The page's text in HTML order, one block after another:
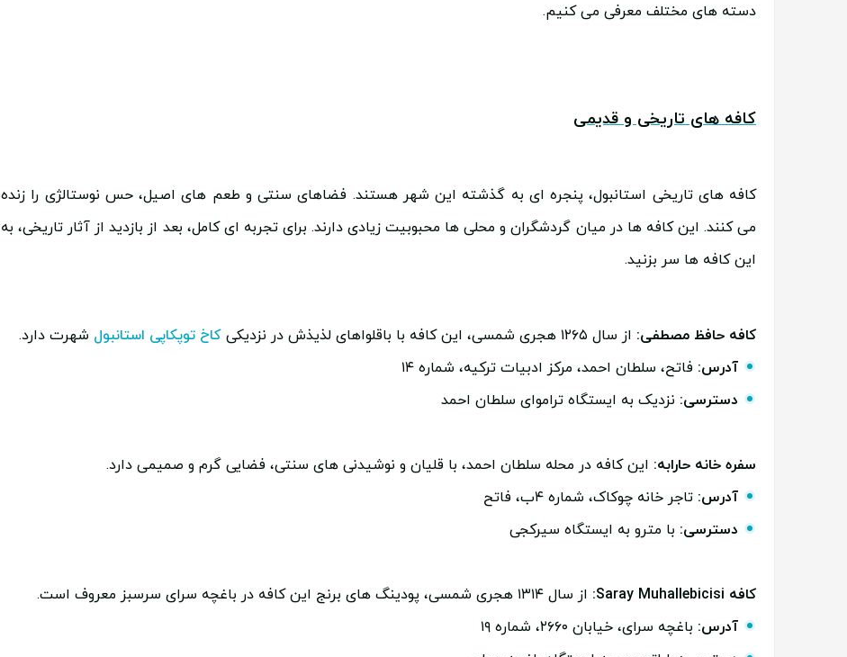
دسته های مختلف معرفی می کنیم.
کافه های تاریخی و قدیمی
کافه های تاریخی استانبول، پنجره ای به گذشته این شهر هستند. فضاهای سنتی و طعم های اصیل، حس نوستالژی را زنده
می کنند. این کافه ها در میان گردشگران و محلی ها محبوبیت زیادی دارند. برای تجربه ای کامل، بعد از بازدید از آثار تاریخی، به
این کافه ها سر بزنید.
کافه حافظ مصطفی: از سال ۱۲۶۵ هجری شمسی، این کافه با باقلواهای لذیذش در نزدیکی کاخ توپکاپی استانبول شهرت دارد.
آدرس: فاتح، سلطان احمد، مرکز ادبیات ترکیه، شماره ۱۴
دسترسی: نزدیک به ایستگاه تراموای سلطان احمد
سفره خانه حارابه: این کافه در محله سلطان احمد، با قلیان و نوشیدنی های سنتی، فضایی گرم و صمیمی دارد.
آدرس: تاجر خانه چوکاک، شماره ۴ب، فاتح
دسترسی: با مترو به ایستگاه سیرکجی
کافه Saray Muhallebicisi:
از سال ۱۳۱۴ هجری شمسی، پودینگ های برنج این کافه در باغچه سرای سرسبز معروف است.
آدرس: باغچه سرای، خیابان ۲۶۶۰، شماره ۱۹